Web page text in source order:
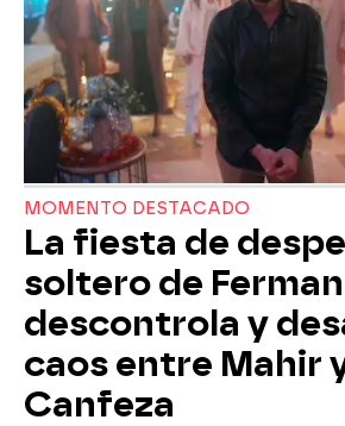
MOMENTO DESTACADO
La fiesta de
soltero de
descontrola y
caos entre Mahir
Canfeza